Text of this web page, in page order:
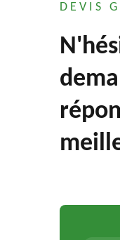
DEVIS